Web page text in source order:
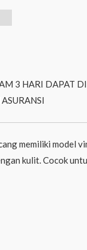
3 HARI DAPAT
memiliki model
kulit. Cocok